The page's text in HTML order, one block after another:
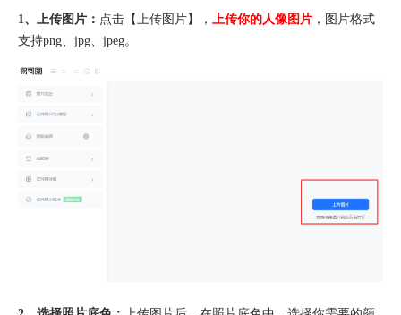
1、上传图片： 点击【上传图片】， 上传你的人像图片 ，图片格式
支持png、jpg、jpeg。